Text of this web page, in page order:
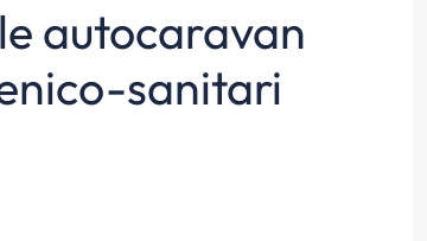
autocaravan
sanitari